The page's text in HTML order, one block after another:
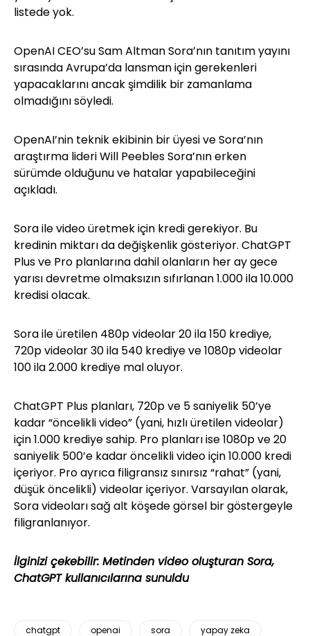
listede yok.
OpenAI CEO’su Sam Altman Sora’nın tanıtım yayını
sırasında Avrupa’da lansman için gerekenleri
yapacaklarını ancak şimdilik bir zamanlama
olmadığını söyledi.
OpenAI’nin teknik ekibinin bir üyesi ve Sora’nın
araştırma lideri Will Peebles Sora’nın erken
sürümde olduğunu ve hatalar yapabileceğini
açıkladı.
Sora ile video üretmek için kredi gerekiyor. Bu
kredinin miktarı da değişkenlik gösteriyor. ChatGPT
Plus ve Pro planlarına dahil olanların her ay gece
yarısı devretme olmaksızın sıfırlanan 1.000 ila 10.000
kredisi olacak.
Sora ile üretilen 480p videolar 20 ila 150 krediye,
720p videolar 30 ila 540 krediye ve 1080p videolar
100 ila 2.000 krediye mal oluyor.
ChatGPT Plus planları, 720p ve 5 saniyelik 50’ye
kadar “öncelikli video” (yani, hızlı üretilen videolar)
için 1.000 krediye sahip. Pro planları ise 1080p ve 20
saniyelik 500’e kadar öncelikli video için 10.000 kredi
içeriyor. Pro ayrıca filigransız sınırsız “rahat” (yani,
düşük öncelikli) videolar içeriyor. Varsayılan olarak,
Sora videoları sağ alt köşede görsel bir göstergeyle
filigranlanıyor.
İlginizi çekebilir: Metinden video oluşturan Sora,
ChatGPT kullanıcılarına sunuldu
chatgpt openai sora yapay zeka